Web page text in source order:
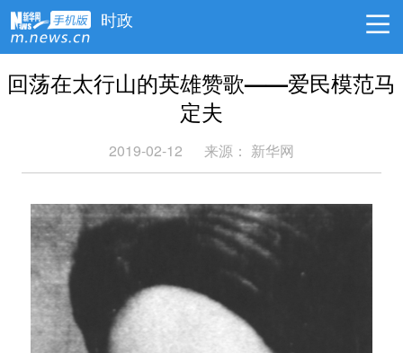
时政
回荡在太行山的英雄赞歌——爱民模范马
定夫
2019-02-12 来源： 新华网